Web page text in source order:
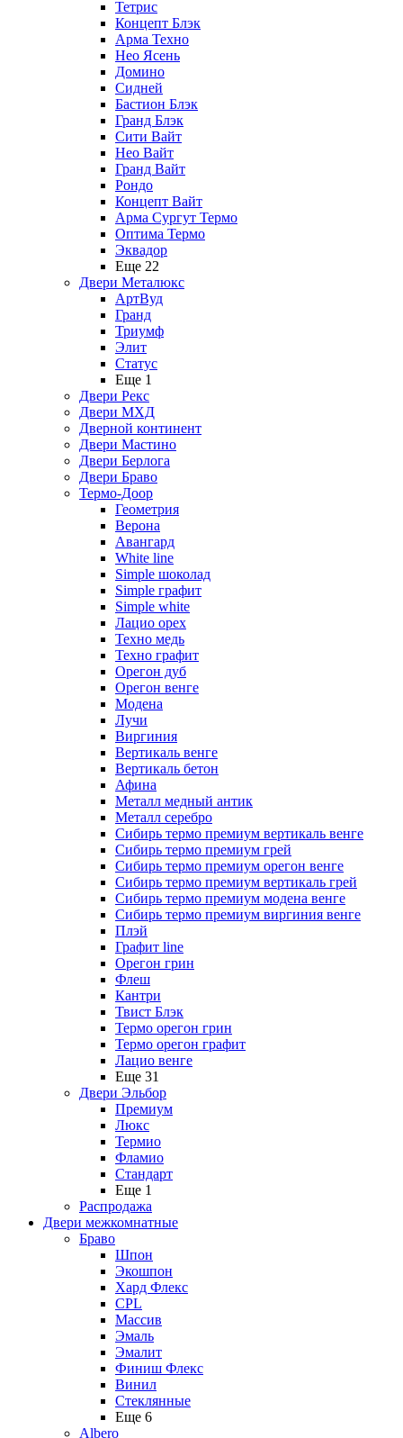
Тетрис
Концепт Блэк
Арма Техно
Нео Ясень
Домино
Сидней
Бастион Блэк
Гранд Блэк
Сити Вайт
Нео Вайт
Гранд Вайт
Рондо
Концепт Вайт
Арма Сургут Термо
Оптима Термо
Эквадор
Еще 22
Двери Металюкс
АртВуд
Гранд
Триумф
Элит
Статус
Еще 1
Двери Рекс
Двери МХД
Дверной континент
Двери Мастино
Двери Берлога
Двери Браво
Термо-Доор
Геометрия
Верона
Авангард
White line
Simple шоколад
Simple графит
Simple white
Лацио орех
Техно медь
Техно графит
Орегон дуб
Орегон венге
Модена
Лучи
Виргиния
Вертикаль венге
Вертикаль бетон
Афина
Металл медный антик
Металл серебро
Сибирь термо премиум вертикаль венге
Сибирь термо премиум грей
Сибирь термо премиум орегон венге
Сибирь термо премиум вертикаль грей
Сибирь термо премиум модена венге
Сибирь термо премиум виргиния венге
Плэй
Графит line
Орегон грин
Флеш
Кантри
Твист Блэк
Термо орегон грин
Термо орегон графит
Лацио венге
Еще 31
Двери Эльбор
Премиум
Люкс
Термио
Фламио
Стандарт
Еще 1
Распродажа
Двери межкомнатные
Браво
Шпон
Экошпон
Хард Флекс
CPL
Массив
Эмаль
Эмалит
Финиш Флекс
Винил
Стеклянные
Еще 6
Albero